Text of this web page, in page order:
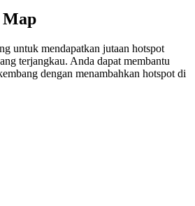
untuk mendapatkan jutaan hotspot
terjangkau. Anda dapat membantu
dengan menambahkan hotspot di